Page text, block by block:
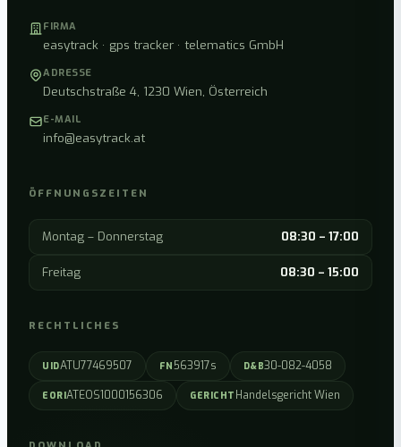
FIRMA
easytrack · gps tracker · telematics GmbH
ADRESSE
Deutschstraße 4, 1230 Wien, Österreich
E-MAIL
info@easytrack.at
ÖFFNUNGSZEITEN
Montag – Donnerstag 08:30 – 17:00
Freitag 08:30 – 15:00
RECHTLICHES
UIDATU77469507 FN563917s D&B30-082-4058
EORIATEOS1000156306 GERICHT Handelsgericht Wien